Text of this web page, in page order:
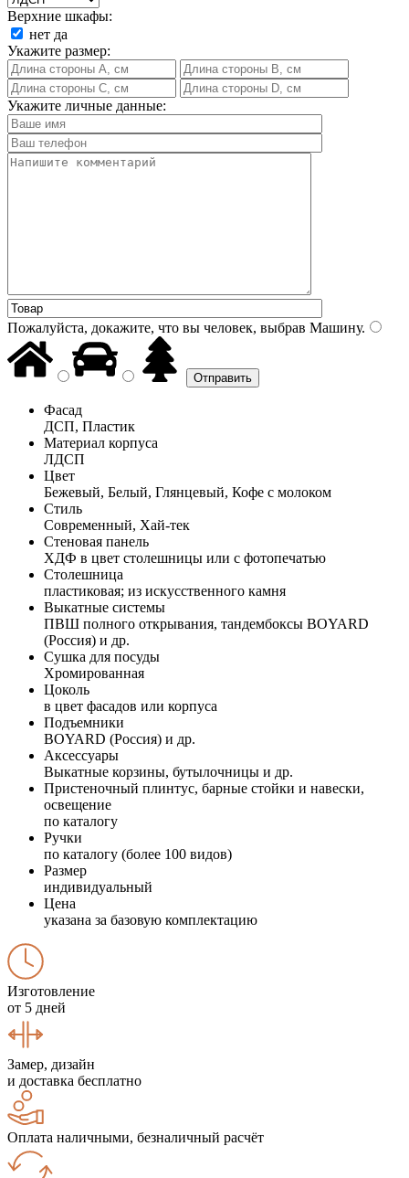
Верхние шкафы:
нет да
Укажите размер:
Укажите личные данные:
Пожалуйста, докажите, что вы человек, выбрав Машину.
Фасад
ДСП, Пластик
Материал корпуса
ЛДСП
Цвет
Бежевый, Белый, Глянцевый, Кофе с молоком
Стиль
Современный, Хай-тек
Стеновая панель
ХДФ в цвет столешницы или с фотопечатью
Столешница
пластиковая; из искусственного камня
Выкатные системы
ПВШ полного открывания, тандембоксы BOYARD
(Россия) и др.
Сушка для посуды
Хромированная
Цоколь
в цвет фасадов или корпуса
Подъемники
BOYARD (Россия) и др.
Аксессуары
Выкатные корзины, бутылочницы и др.
Пристеночный плинтус, барные стойки и навески,
освещение
по каталогу
Ручки
по каталогу (более 100 видов)
Размер
индивидуальный
Цена
указана за базовую комплектацию
Изготовление
от 5 дней
Замер, дизайн
и доставка бесплатно
Оплата наличными, безналичный расчёт